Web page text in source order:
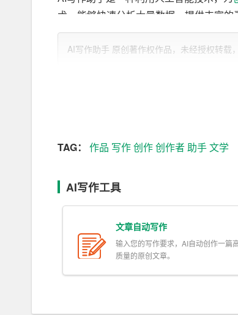
术，能够快速分析大量数据，提供丰富
时，AI写作助手还能自动检查语法错误
域。
义色彩。
3. 提高文学作品的质量
AI写作助手 原创著作权作品，未经授权转
TAG： 作品 写作创作创作者助手文学
AI写作工具
文章自动写作
输入您的写作要求，AI自动创作一篇
质量的原创文章。